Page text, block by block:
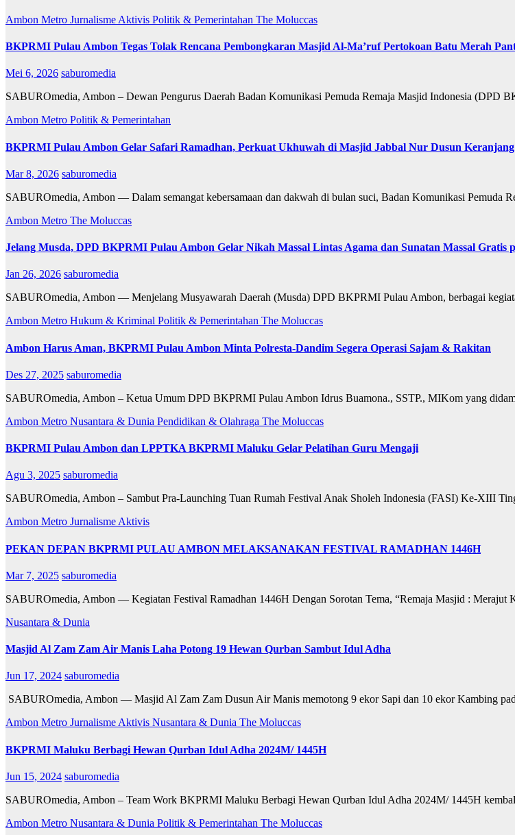
Ambon Metro Jurnalisme Aktivis Politik & Pemerintahan The Moluccas
BKPRMI Pulau Ambon Tegas Tolak Rencana Pembongkaran Masjid Al-Ma’ruf Pertokoan Batu Merah
Mei 6, 2026 saburomedia
SABUROmedia, Ambon – Dewan Pengurus Daerah Badan Komunikasi Pemuda Remaja Masjid Indonesia (DPD
Ambon Metro Politik & Pemerintahan
BKPRMI Pulau Ambon Gelar Safari Ramadhan, Perkuat Ukhuwah di Masjid Jabbal Nur Dusun Keranjang
Mar 8, 2026 saburomedia
SABUROmedia, Ambon — Dalam semangat kebersamaan dan dakwah di bulan suci, Badan Komunikasi
Ambon Metro The Moluccas
Jelang Musda, DPD BKPRMI Pulau Ambon Gelar Nikah Massal Lintas Agama dan Sunatan Massal Gratis
Jan 26, 2026 saburomedia
SABUROmedia, Ambon — Menjelang Musyawarah Daerah (Musda) DPD BKPRMI Pulau Ambon, berbagai
Ambon Metro Hukum & Kriminal Politik & Pemerintahan The Moluccas
Ambon Harus Aman, BKPRMI Pulau Ambon Minta Polresta-Dandim Segera Operasi Sajam & Rakitan
Des 27, 2025 saburomedia
SABUROmedia, Ambon – Ketua Umum DPD BKPRMI Pulau Ambon Idrus Buamona., SSTP., MIKom yang
Ambon Metro Nusantara & Dunia Pendidikan & Olahraga The Moluccas
BKPRMI Pulau Ambon dan LPPTKA BKPRMI Maluku Gelar Pelatihan Guru Mengaji
Agu 3, 2025 saburomedia
SABUROmedia, Ambon – Sambut Pra-Launching Tuan Rumah Festival Anak Sholeh Indonesia (FASI) Ke-XIII
Ambon Metro Jurnalisme Aktivis
PEKAN DEPAN BKPRMI PULAU AMBON MELAKSANAKAN FESTIVAL RAMADHAN 1446H
Mar 7, 2025 saburomedia
SABUROmedia, Ambon — Kegiatan Festival Ramadhan 1446H Dengan Sorotan Tema, “Remaja Masjid :
Nusantara & Dunia
Masjid Al Zam Zam Air Manis Laha Potong 19 Hewan Qurban Sambut Idul Adha
Jun 17, 2024 saburomedia
SABUROmedia, Ambon — Masjid Al Zam Zam Dusun Air Manis memotong 9 ekor Sapi dan 10 ekor Kambing
Ambon Metro Jurnalisme Aktivis Nusantara & Dunia The Moluccas
BKPRMI Maluku Berbagi Hewan Qurban Idul Adha 2024M/ 1445H
Jun 15, 2024 saburomedia
SABUROmedia, Ambon – Team Work BKPRMI Maluku Berbagi Hewan Qurban Idul Adha 2024M/ 1445H
Ambon Metro Nusantara & Dunia Politik & Pemerintahan The Moluccas